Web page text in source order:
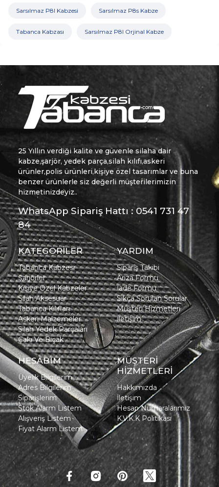
Sarsılmaz P8l Kabzesi Sarsılmaz P8s Kabze
Tabanca Kabzası Sarsılmaz P8l Orjinal Kabze
25 Yıllın verdiği kalite ve güvenle silaha dair
kabze,şarjör, yedek parça,silah kılıfı,askeri
ürünler,polis ürünleri,kişiye özel tasarımlar ve buna
benzer ürünlerle siz değerli müşterilerimizin
hizmetinizdeyiz..
WhatsApp Sipariş Hattı : 0541 731 47
84
KATEGORİLER
Tabanca Kabzesi
Şarjörler
Kişiye Özel Kabzeler
Silah Aksesuar
Tabanca Kılıfları
Askeri Malzemeler
Silah Yedek Parçaları
Çakı Ve Bıçak
YARDIM
Sipariş Takibi
Arıza Formu
İade Formu
Sıkça Sorulan Sorular
Müşteri Hizmetleri
İletişim
HESABIM
Üyelik Bilgilerim
Adres Bilgilerim
Siparişlerim
Stok Alarm Listem
Alışveriş Listem
Fiyat Alarm Listem
MÜŞTERİ
HİZMETLERİ
Hakkımızda
İletişim
Hesap Numaralarımız
K.V.K.K Politikası